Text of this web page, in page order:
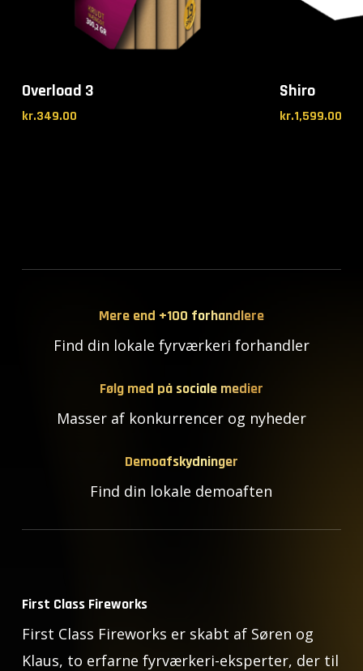
Overload 3
kr.349.00
Shiro
kr.1,599.00
Mere end +100 forhandlere
Find din lokale fyrværkeri forhandler
Følg med på sociale medier
Masser af konkurrencer og nyheder
Demoafskydninger
Find din lokale demoaften
First Class Fireworks
First Class Fireworks er skabt af Søren og
Klaus, to erfarne fyrværkeri-eksperter, der til